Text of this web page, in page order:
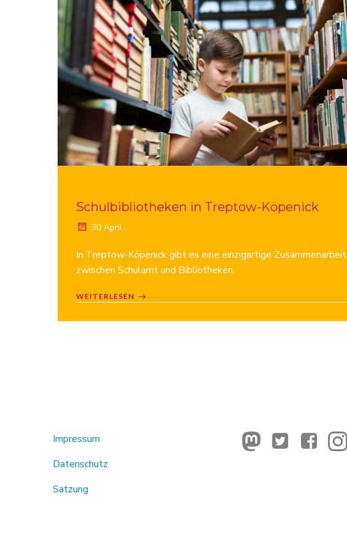
Schulbibliotheken in Treptow-Köpenick
30 April
In Treptow-Köpenick gibt es eine einzigartige Zusammenarbeit
zwischen Schulamt und Bibliotheken.
WEITERLESEN
Impressum
Datenschutz
Satzung